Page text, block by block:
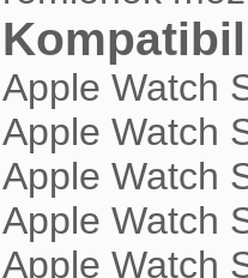
Apple Watch
Apple Watch
Apple Watch
Apple Watch
Apple Watch